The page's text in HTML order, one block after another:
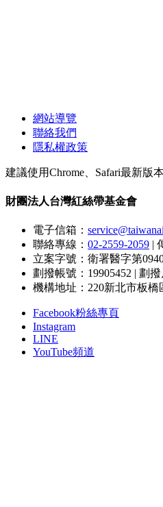
網站導覽
聯絡我們
隱私權政策
建議使用Chrome、Safari最新版
財團法人台灣紅絲帶基金會
電子信箱：
聯絡專線： 02-2559-2059 |
立案字號：衛署醫字第
劃撥帳號：19905452 | 劃
機構地址：220新北市板橋
Facebook粉絲專頁
Instagram
LINE
YouTube頻道